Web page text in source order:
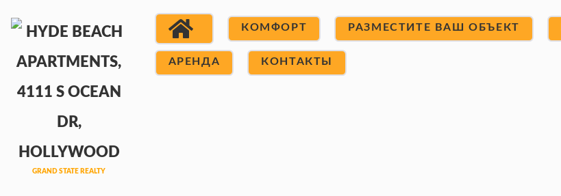
КОМФОРТ РАЗМЕСТИТЕ ВАШ ОБЪЕКТ
АРЕНДА КОНТАКТЫ